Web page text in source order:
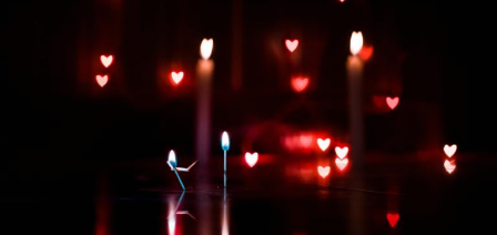
Развитие интернет-магазина "Всё для
праздника"
Смотреть проект